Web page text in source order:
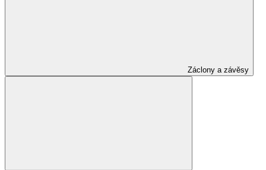
Záclony a závěsy